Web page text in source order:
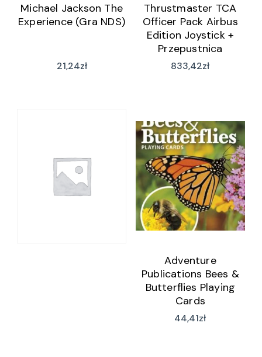
Michael Jackson The
Experience (Gra NDS)
21,24zł
Thrustmaster TCA
Officer Pack Airbus
Edition Joystick +
Przepustnica
833,42zł
Adventure
Publications Bees &
Butterflies Playing
Cards
44,41zł